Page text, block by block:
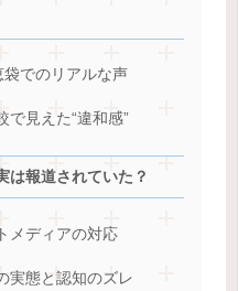
でのリアルな声
で見えた“違和感”
は報道されていた？
メディアの対応
実態と認知のズレ